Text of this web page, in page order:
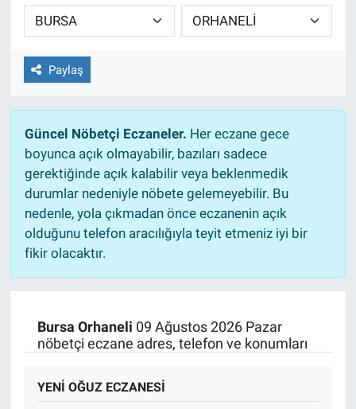
Paylaş
Güncel Nöbetçi Eczaneler. Her eczane gece
boyunca açık olmayabilir, bazıları sadece
gerektiğinde açık kalabilir veya beklenmedik
durumlar nedeniyle nöbete gelemeyebilir. Bu
nedenle, yola çıkmadan önce eczanenin açık
olduğunu telefon aracılığıyla teyit etmeniz iyi bir
fikir olacaktır.
Bursa Orhaneli 09 Ağustos 2026 Pazar
nöbetçi eczane adres, telefon ve konumları
YENİ OĞUZ ECZANESİ
TEKNOLOJİ
Dünya
İlçeler
MAGAZİN
Bilim, Teknoloji
ASAYİŞ
EĞİTİM
BİLİM VE TEKNOLOJİ